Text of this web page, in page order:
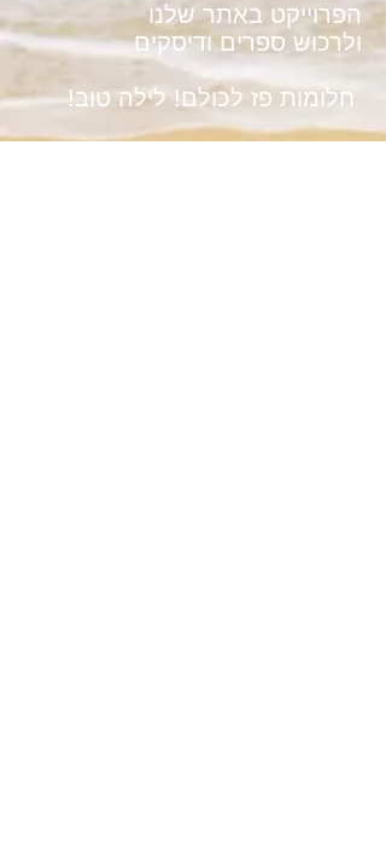
הפרוייקט באתר שלנו
ולרכוש ספרים ודיסקים